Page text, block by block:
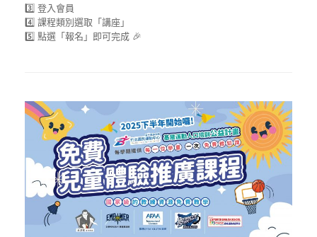
3️⃣ 登入會員
4️⃣ 課程類別選取「講座」
5️⃣ 點選「報名」即可完成 🎉